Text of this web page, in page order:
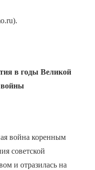
в годы Великой
войны
война коренным
советской
и отразилась на